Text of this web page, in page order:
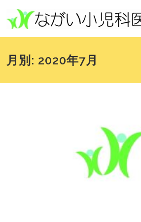
月別: 2020年7月